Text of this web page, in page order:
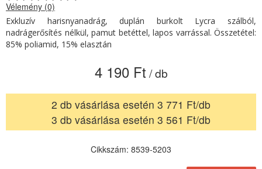
Vélemény (0)
Exkluzív harisnyanadrág, duplán burkolt Lycra szálból,
nadrágerősítés nélkül, pamut betéttel, lapos varrással. Összetétel:
85% poliamid, 15% elasztán
4 190 Ft / db
2 db vásárlása esetén 3 771 Ft/db
3 db vásárlása esetén 3 561 Ft/db
Cikkszám: 8539-5203